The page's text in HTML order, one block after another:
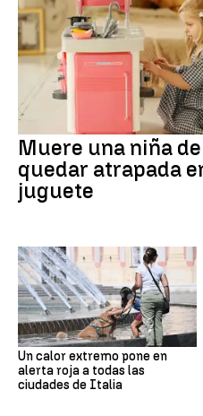
Muere una niña
quedar atrapada
juguete
Un calor extremo pone en
alerta roja a todas las
ciudades de Italia